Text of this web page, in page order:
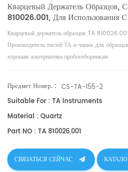
Кварцевый Держатель Образцов,
810026.001, Для
Кварцевый держатель образцов TA
Производитель тиглей ТА и чашек для
хорошая альтернатива пробоотборникам.
Предмет Номер. : CS-TA-155-2
Suitable For : TA Instruments
Material : Quartz
Part NO : TA 810026.001
СВЯЗАТЬСЯ СЕЙЧАС